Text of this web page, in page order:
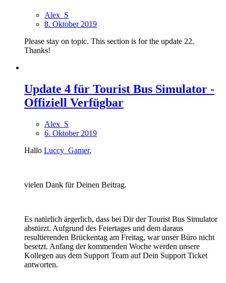
Alex_S
8. Oktober 2019
Please stay on topic. This section is for the update 22.
Thanks!
Update 4 für Tourist Bus Simulator -
Offiziell Verfügbar
Alex_S
6. Oktober 2019
Hallo Luccy_Gamer,
vielen Dank für Deinen Beitrag.
Es natürlich ärgerlich, dass bei Dir der Tourist Bus Simulator
abstürzt. Aufgrund des Feiertages und dem daraus
resultierenden Brückentag am Freitag, war unser Büro nicht
besetzt. Anfang der kommenden Woche werden unsere
Kollegen aus dem Support Team auf Dein Support Ticket
antworten.